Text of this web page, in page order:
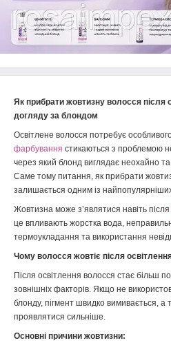
Як прибрати жовтизну волосся після
догляду за блондом
Освітлене волосся потребує
фарбування стикаються з проблемою
через який блонд виглядає неохайно
Саме тому питання, як прибрати
залишається одним із
Жовтизна може з’являтися навіть після
це впливають жорстка вода,
термоукладання та використання
Чому волосся жовтіє після
Після освітлення волосся стає більш
зовнішніх факторів. Якщо не
блонду, пігмент швидко вимивається, а
проявлятися сильніше.
Основні причини жовтизни: